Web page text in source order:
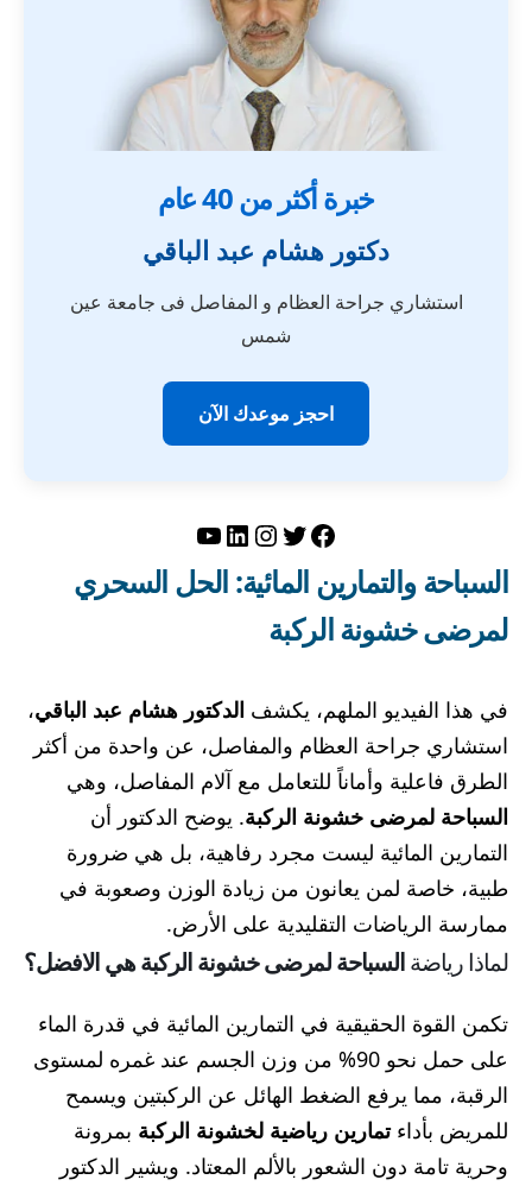
خبرة أكثر من 40 عام
دكتور هشام عبد الباقي
استشاري جراحة العظام و المفاصل فى جامعة عين
شمس
احجز موعدك الآن
فيسبوك
تويترإنستجرام
لينكد إنيوتيوب
السباحة والتمارين المائية: الحل السحري
لمرضى خشونة الركبة
في هذا الفيديو الملهم، يكشف الدكتور هشام عبد الباقي،
استشاري جراحة العظام والمفاصل، عن واحدة من أكثر
الطرق فاعلية وأماناً للتعامل مع آلام المفاصل، وهي
السباحة لمرضى خشونة الركبة. يوضح الدكتور أن
التمارين المائية ليست مجرد رفاهية، بل هي ضرورة
طبية، خاصة لمن يعانون من زيادة الوزن وصعوبة في
ممارسة الرياضات التقليدية على الأرض.
لماذا رياضةالسباحة لمرضى خشونة الركبة هي الافضل؟
تكمن القوة الحقيقية في التمارين المائية في قدرة الماء
على حمل نحو 90% من وزن الجسم عند غمره لمستوى
الرقبة، مما يرفع الضغط الهائل عن الركبتين ويسمح
للمريض بأداءتمارين رياضية لخشونة الركبة بمرونة
وحرية تامة دون الشعور بالألم المعتاد. ويشير الدكتور